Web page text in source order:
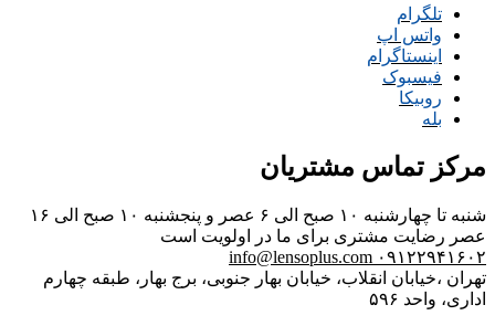
تلگرام
واتس اپ
اینستاگرام
فیسبوک
روبیکا
بله
مرکز تماس مشتریان
شنبه تا چهارشنبه ۱۰ صبح الی ۶ عصر و پنجشنبه ۱۰ صبح الی ۱۶
عصر رضایت مشتری برای ما در اولویت است
۰۹۱۲۲۹۴۱۶۰۲ info@lensoplus.com
تهران ،خیابان انقلاب، خیابان بهار جنوبی، برج بهار، طبقه چهارم
اداری، واحد ۵۹۶